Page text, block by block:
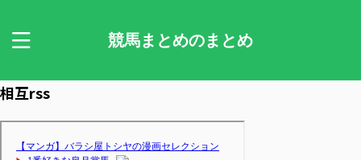
競馬まとめのまとめ
相互rss